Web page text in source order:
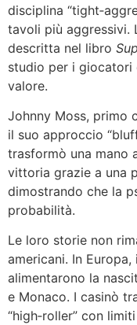
disciplina
tavoli più aggressivi.
descritta nel libro
studio per i giocatori
valore.
Johnny Moss, primo
il suo approccio
trasformò una mano
vittoria grazie a una
dimostrando che la
probabilità.
Le loro storie non
americani. In
alimentarono la
e Monaco. I casinò
“high‑roller” con